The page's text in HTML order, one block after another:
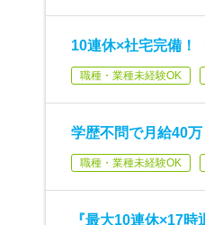
10連休×社宅完備！
職種・業種未経験OK
学歴不問で月給40
職種・業種未経験OK
『最大10連休×17